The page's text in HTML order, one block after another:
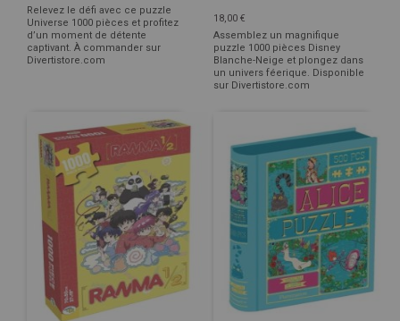
Relevez le défi avec ce puzzle
Universe 1000 pièces et profitez
d’un moment de détente
captivant. À commander sur
Divertistore.com
18,00 €
Assemblez un magnifique
puzzle 1000 pièces Disney
Blanche-Neige et plongez dans
un univers féerique. Disponible
sur Divertistore.com